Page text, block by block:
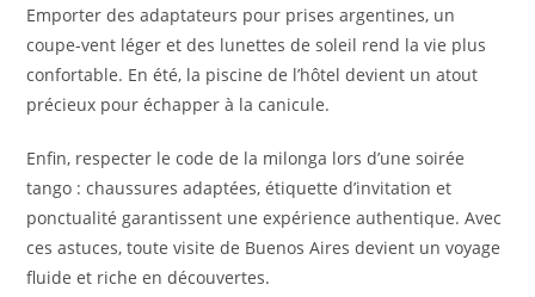
Emporter des adaptateurs pour prises argentines, un
coupe-vent léger et des lunettes de soleil rend la vie plus
confortable. En été, la piscine de l’hôtel devient un atout
précieux pour échapper à la canicule.
Enfin, respecter le code de la milonga lors d’une soirée
tango : chaussures adaptées, étiquette d’invitation et
ponctualité garantissent une expérience authentique. Avec
ces astuces, toute visite de Buenos Aires devient un voyage
fluide et riche en découvertes.